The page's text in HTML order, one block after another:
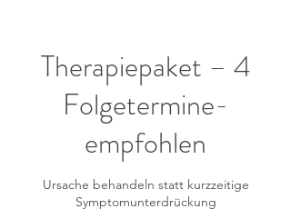
Therapiepaket – 4
Folgetermine-
empfohlen
Ursache behandeln statt kurzzeitige
Symptomunterdrückung